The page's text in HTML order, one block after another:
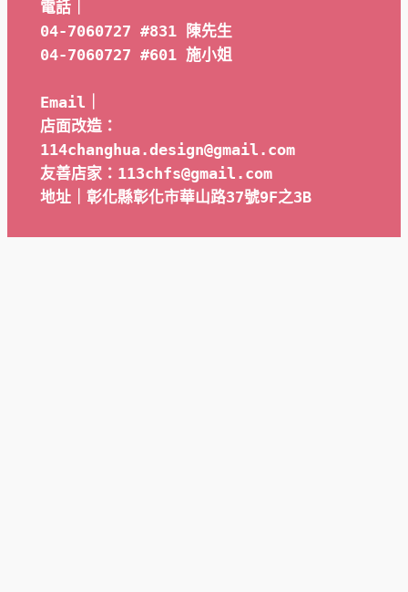
電話｜
04-7060727 #831 陳先生
04-7060727 #601 施小姐
Email｜
店面改造：
114changhua.design@gmail.com
友善店家：113chfs@gmail.com
地址｜彰化縣彰化市華山路37號9F之3B